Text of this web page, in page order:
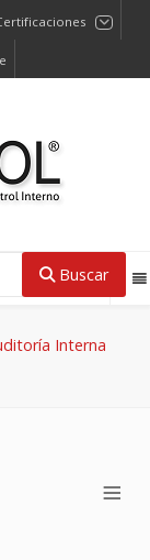
Buscar
Interna
≡